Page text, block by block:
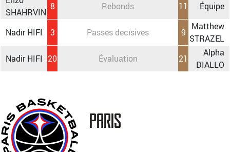
SHAHRVIN
8 Rebonds 11 Équipe
Nadir HIFI 3 Passes decisives 9
Matthew
STRAZEL
Nadir HIFI 20 Évaluation 21
Alpha
DIALLO
Paris